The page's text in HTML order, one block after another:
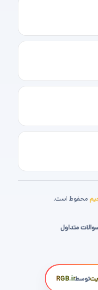
محفوظ است.
متداول
توسطRGB.ir